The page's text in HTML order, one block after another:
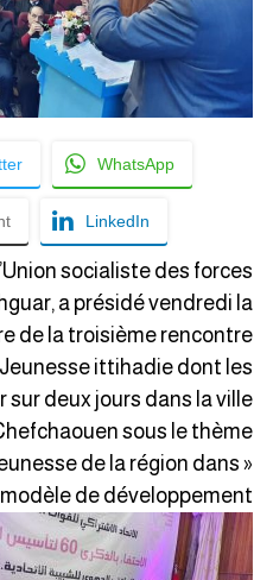
WhatsApp
LinkedIn
socialiste des
a présidé vendredi
de la troisième
Jeunesse ittihadie dont
sur deux jours dans la
sous le
jeunesse de la région dans
de développement ?